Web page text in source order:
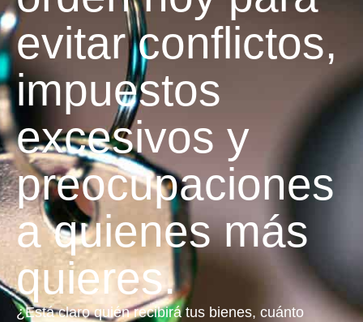
evitar conflictos,
impuestos
excesivos y
preocupaciones
a quienes más
quieres.
¿Está claro quién recibirá tus bienes, cuánto